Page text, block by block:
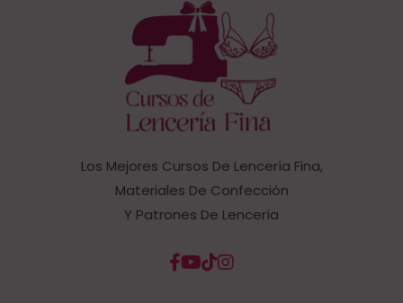
Los Mejores Cursos De Lencería Fina,
Materiales De Confección
Y Patrones De Lencería